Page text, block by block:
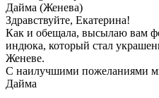
Дайма (Женева)
Здравствуйте, Екатерина!
Как и обещала, высылаю вам
индюка, который стал
Женеве.
С наилучшими пожеланиями
Дайма